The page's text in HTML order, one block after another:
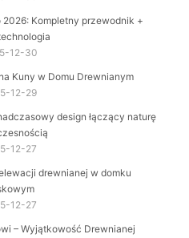
Kompletny przewodnik +
12-30
Kuny w Domu Drewnianym
12-29
design łączący naturę
12-27
drewnianej w domku
12-27
– Wyjątkowość Drewnianej